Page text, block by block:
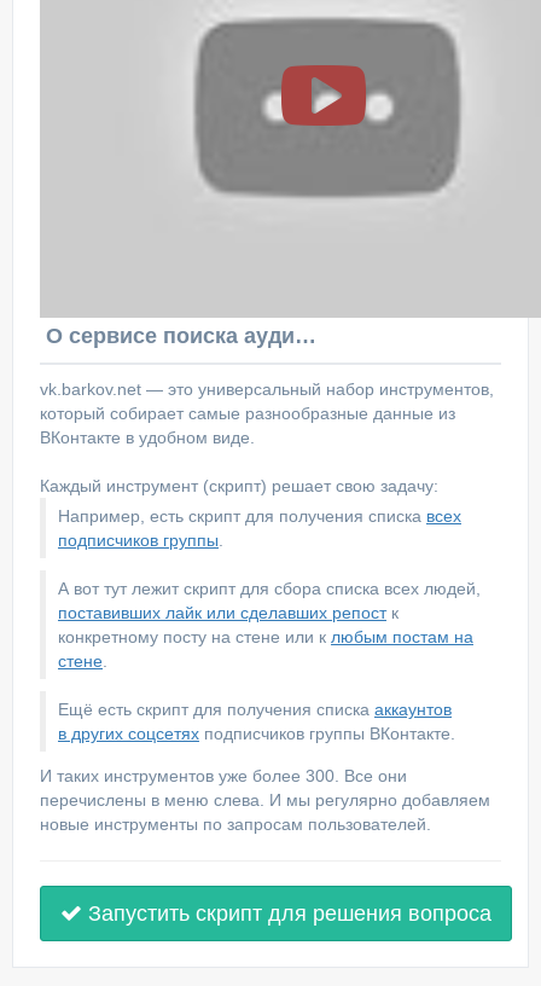
О сервисе поиска аудитории ВКонтакте
vk.barkov.net — это универсальный набор инструментов,
который собирает самые разнообразные данные из
ВКонтакте в удобном виде.
Каждый инструмент (скрипт) решает свою задачу:
Например, есть скрипт для получения списка всех
подписчиков группы
А вот тут лежит скрипт для сбора списка всех людей,
поставивших лайк или сделавших репостк
конкретному посту на стене или к любым постам на
стене
Ещё есть скрипт для получения списка аккаунтов
в других соцсетях подписчиков группы ВКонтакте.
И таких инструментов уже более 300. Все они
перечислены в меню слева. И мы регулярно добавляем
новые инструменты по запросам пользователей.
Запустить скрипт для решения вопроса